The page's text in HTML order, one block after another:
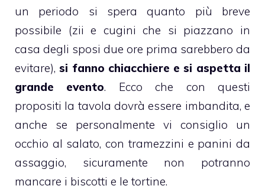
un periodo si spera quanto più breve
possibile (zii e cugini che si piazzano in
casa degli sposi due ore prima sarebbero da
evitare),si fanno chiacchiere e si aspetta il
grande evento. Ecco che con questi
propositi la tavola dovrà essere imbandita, e
anche se personalmente vi consiglio un
occhio al salato, con tramezzini e panini da
assaggio, sicuramente non potranno
mancare i biscotti e le tortine.